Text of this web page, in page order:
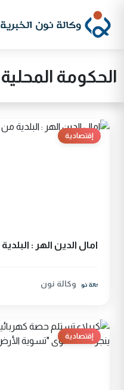
الحكومة المحلية
إقتصادية
امال الدين الهر :
وكالة نون
إقتصادية